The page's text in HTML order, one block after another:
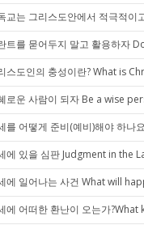
교는 그리스도안에서 적극적
트를 묻어두지 말고 활용하자
스도인의 충성이란? What is
로운 사람이 되자 Be a wise
를 어떻게 준비(예비)해야 하
에 있을 심판 Judgment in the
에 일어나는 사건 What will
에 어떠한 환난이 오는가